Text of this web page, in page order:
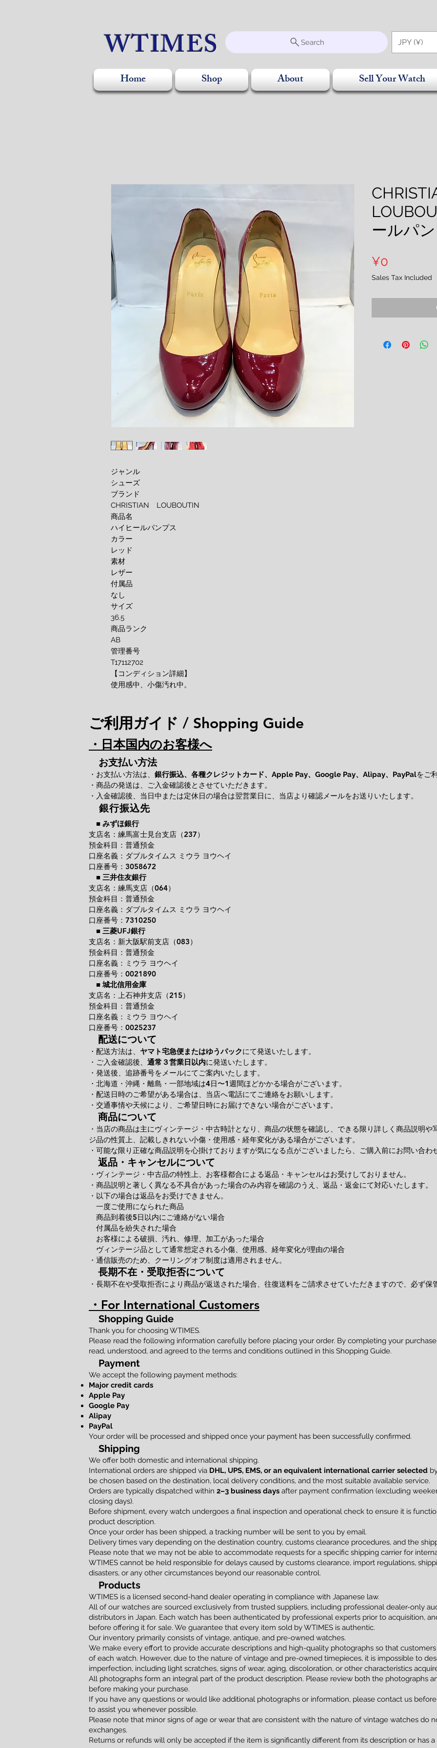
WTIMES Search JPY (¥)
Home Shop About Sell Your Watch
ジャンル
シューズ
ブランド
CHRISTIAN LOUBOUTIN
商品名
ハイヒールパンプス
カラー
レッド
素材
レザー
付属品
なし
サイズ
36.5
商品ランク
AB
管理番号
T17112702
【コンディション詳細】
使用感中、小傷汚れ中。
ールパ
¥0
Sales Tax Included
ご利用ガイド / Shopping Guide
・日本国内のお客様へ
お支払い方法
・お支払い方法は、 銀行振込、各種クレジットカード、 Apple Pay、Google Pay、Alipay、PayPalをご
・商品の発送は、ご入金確認後とさせていただきます。
・入金確認後、当日中または定休日の場合は翌営業日に、当店より確認メールをお送りいたします。
銀行振込先
■ みずほ銀行
支店名：練馬富士見台支店（237）
預金科目：普通預金
口座名義：ダブルタイムス ミウラ ヨウヘイ
口座番号：3058672
■ 三井住友銀行
支店名：練馬支店（064）
預金科目：普通預金
口座名義：ダブルタイムス ミウラ ヨウヘイ
口座番号：7310250
■ 三菱UFJ銀行
支店名：新大阪駅前支店（083）
預金科目：普通預金
口座名義：ミウラ ヨウヘイ
口座番号：0021890
■ 城北信用金庫
支店名：上石神井支店（215）
預金科目：普通預金
口座名義：ミウラ ヨウヘイ
口座番号：0025237
配送について
・配送方法は、 ヤマト宅急便またはゆうパックにて発送いたします。
・ご入金確認後、 通常３営業日以内に発送いたします。
・発送後、追跡番号をメールにてご案内いたします。
・北海道・沖縄・離島・一部地域は4日〜1週間ほどかかる場合がございます。
・配送日時のご希望がある場合は、当店へ電話にてご連絡をお願いします。
・交通事情や天候により、ご希望日時にお届けできない場合がございます。
商品について
・当店の商品は主にヴィンテージ・中古時計となり、商品の状態を確認し、できる限り詳しく商品説明
ジ品の性質上、記載しきれない小傷・使用感・経年変化がある場合がございます。
・可能な限り正確な商品説明を心掛けておりますが気になる点がございましたら、ご購入前にお問い合わ
返品・キャンセルについて
・ヴィンテージ・中古品の特性上、お客様都合による返品・キャンセルはお受けしておりません。
・商品説明と著しく異なる不具合があった場合のみ内容を確認のうえ、返品・返金にて対応いたします。
・以下の場合は返品をお受けできません。
一度ご使用になられた商品
商品到着後5日以内にご連絡がない場合
付属品を紛失された場合
お客様による破損、汚れ、修理、加工があった場合
ヴィンテージ品として通常想定される小傷、使用感、経年変化が理由の場合
・通信販売のため、クーリングオフ制度は適用されません。
長期不在・受取拒否について
・長期不在や受取拒否により商品が返送された場合、往復送料をご請求させていただきますので、必ず保
・For International Customers
Shopping Guide
Thank you for choosing WTIMES.
Please read the following information carefully before placing your order. By completing your
read, understood, and agreed to the terms and conditions outlined in this Shopping Guide.
Payment
We accept the following payment methods:
Major credit cards
Apple Pay
Google Pay
Alipay
PayPal
Your order will be processed and shipped once your payment has been successfully confirmed.
Shipping
We offer both domestic and international shipping.
International orders are shipped via DHL, UPS, EMS, or an equivalent international carrier selected
be chosen based on the destination, local delivery conditions, and the most suitable available service.
Orders are typically dispatched within 2–3 business days after payment confirmation (excluding
closing days).
Before shipment, every watch undergoes a final inspection and operational check to ensure it is
product description.
Once your order has been shipped, a tracking number will be sent to you by email.
Delivery times vary depending on the destination country, customs clearance procedures, and the
Please note that we may not be able to accommodate requests for a specific shipping carrier for
WTIMES cannot be held responsible for delays caused by customs clearance, import regulations,
disasters, or any other circumstances beyond our reasonable control.
Products
WTIMES is a licensed second-hand dealer operating in compliance with Japanese law.
All of our watches are sourced exclusively from trusted suppliers, including professional dealer-only
distributors in Japan. Each watch has been authenticated by professional experts prior to acquisition,
before offering it for sale. We guarantee that every item sold by WTIMES is authentic.
Our inventory primarily consists of vintage, antique, and pre-owned watches.
We make every effort to provide accurate descriptions and high-quality photographs so that
of each watch. However, due to the nature of vintage and pre-owned timepieces, it is impossible to
imperfection, including light scratches, signs of wear, aging, discoloration, or other characteristics
All photographs form an integral part of the product description. Please review both the photographs
before making your purchase.
If you have any questions or would like additional photographs or information, please contact us
to assist you whenever possible.
Please note that minor signs of age or wear that are consistent with the nature of vintage watches do
exchanges.
Returns or refunds will only be accepted if the item is significantly different from its description or has